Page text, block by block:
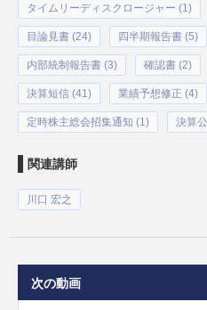
タイムリーディスクロージャー (1)
目論見書 (24) 四半期報告書 (5)
内部統制報告書 (3) 確認書 (2)
決算短信 (41) 業績予想修正 (4)
定時株主総会招集通知 (1) 決算
関連講師
川口 宏之
次の動画